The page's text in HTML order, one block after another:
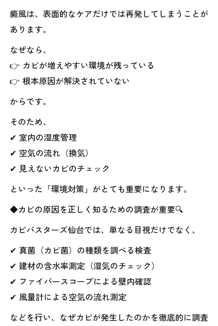
癜風は、表面的なケアだけでは再発してしまうことが
あります。
なぜなら、
👉 カビが増えやすい環境が残っている
👉 根本原因が解決されていない
からです。
そのため、
✔ 室内の湿度管理
✔ 空気の流れ（換気）
✔ 見えないカビのチェック
といった「環境対策」がとても重要になります。
◆カビの原因を正しく知るための調査が重要🔍
カビバスターズ仙台では、単なる目視だけでなく、
✔ 真菌（カビ菌）の種類を調べる検査
✔ 建材の含水率測定（湿気のチェック）
✔ ファイバースコープによる壁内確認
✔ 風量計による空気の流れ測定
などを行い、なぜカビが発生したのかを徹底的に調査